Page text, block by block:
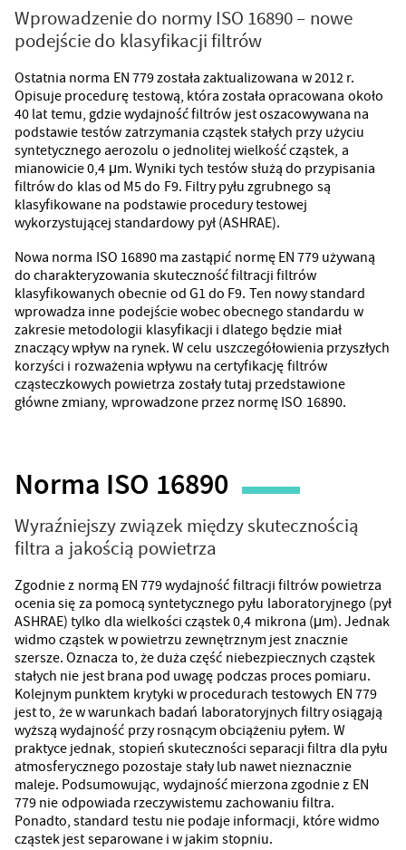
Wprowadzenie do normy ISO 16890 – nowe
podejście do klasyfikacji filtrów
Ostatnia norma EN 779 została zaktualizowana w 2012 r.
Opisuje procedurę testową, która została opracowana około
40 lat temu, gdzie wydajność filtrów jest oszacowywana na
podstawie testów zatrzymania cząstek stałych przy użyciu
syntetycznego aerozolu o jednolitej wielkość cząstek, a
mianowicie 0,4 μm. Wyniki tych testów służą do przypisania
filtrów do klas od M5 do F9. Filtry pyłu zgrubnego są
klasyfikowane na podstawie procedury testowej
wykorzystującej standardowy pył (ASHRAE).
Nowa norma ISO 16890 ma zastąpić normę EN 779 używaną
do charakteryzowania skuteczność filtracji filtrów
klasyfikowanych obecnie od G1 do F9. Ten nowy standard
wprowadza inne podejście wobec obecnego standardu w
zakresie metodologii klasyfikacji i dlatego będzie miał
znaczący wpływ na rynek. W celu uszczegółowienia przyszłych
korzyści i rozważenia wpływu na certyfikację filtrów
cząsteczkowych powietrza zostały tutaj przedstawione
główne zmiany, wprowadzone przez normę ISO 16890.
Norma ISO 16890
Wyraźniejszy związek między skutecznością
filtra a jakością powietrza
Zgodnie z normą EN 779 wydajność filtracji filtrów powietrza
ocenia się za pomocą syntetycznego pyłu laboratoryjnego (pył
ASHRAE) tylko dla wielkości cząstek 0,4 mikrona (μm). Jednak
widmo cząstek w powietrzu zewnętrznym jest znacznie
szersze. Oznacza to, że duża część niebezpiecznych cząstek
stałych nie jest brana pod uwagę podczas proces pomiaru.
Kolejnym punktem krytyki w procedurach testowych EN 779
jest to, że w warunkach badań laboratoryjnych filtry osiągają
wyższą wydajność przy rosnącym obciążeniu pyłem. W
praktyce jednak, stopień skuteczności separacji filtra dla pyłu
atmosferycznego pozostaje stały lub nawet nieznacznie
maleje. Podsumowując, wydajność mierzona zgodnie z EN
779 nie odpowiada rzeczywistemu zachowaniu filtra.
Ponadto, standard testu nie podaje informacji, które widmo
cząstek jest separowane i w jakim stopniu.